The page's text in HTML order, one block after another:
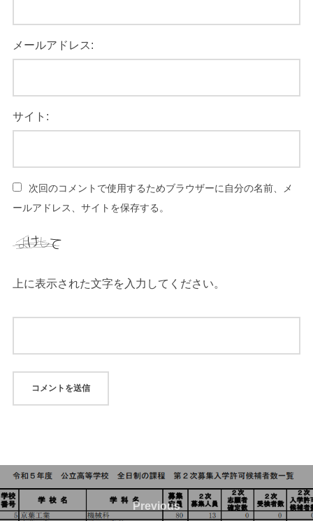
メールアドレス:
サイト:
次回のコメントで使用するためブラウザーに自分の名前、メ
ールアドレス、サイトを保存する。
上に表示された文字を入力してください。
投
稿
Previous
Previous